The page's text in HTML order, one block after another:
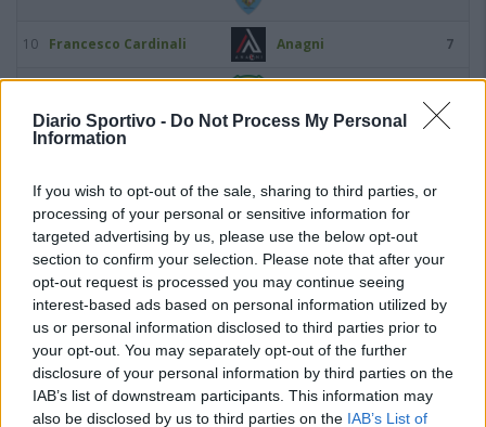
Diario Sportivo - Do Not Process My Personal
Information
If you wish to opt-out of the sale, sharing to third parties, or
processing of your personal or sensitive information for
targeted advertising by us, please use the below opt-out
section to confirm your selection. Please note that after your
opt-out request is processed you may continue seeing
interest-based ads based on personal information utilized by
us or personal information disclosed to third parties prior to
your opt-out. You may separately opt-out of the further
disclosure of your personal information by third parties on the
IAB’s list of downstream participants. This information may
also be disclosed by us to third parties on the IAB’s List of
10 Francesco Cardinali Anagni 7
Pro Calcio Tor
12 Andrea De Iulis
Claudio De Sousa Ostiamare
14 Daniele Forte Turris Calcio
15 Alessandro Masala Torres 6
16
Leonardo Jose Abreu
Santos
Cassino Calcio 5
17 Daniele Corvia Aprilia Racing